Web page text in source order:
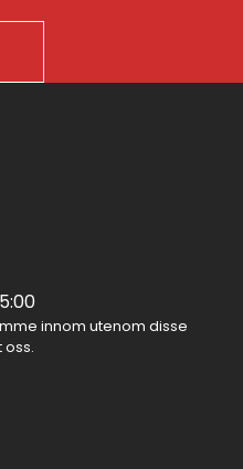
innom utenom disse